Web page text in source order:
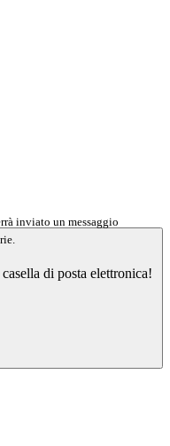
inviato un messaggio
di posta elettronica!